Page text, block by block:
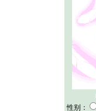
性别：